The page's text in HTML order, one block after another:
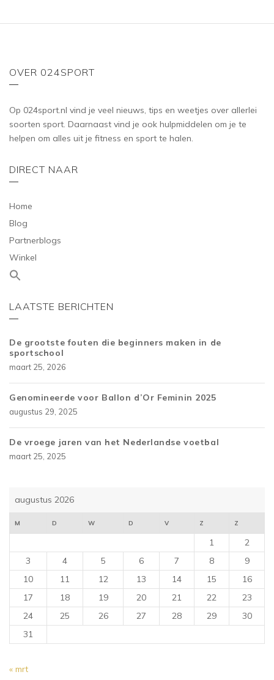
OVER 024SPORT
Op 024sport.nl vind je veel nieuws, tips en weetjes over allerlei
soorten sport. Daarnaast vind je ook hulpmiddelen om je te
helpen om alles uit je fitness en sport te halen.
DIRECT NAAR
Home
Blog
Partnerblogs
Winkel
LAATSTE BERICHTEN
De grootste fouten die beginners maken in de
sportschool
maart 25, 2026
Genomineerde voor Ballon d’Or Feminin 2025
augustus 29, 2025
De vroege jaren van het Nederlandse voetbal
maart 25, 2025
augustus 2026
M D W D V Z Z
1
2
3
4 5 6 7 8
9
10
11 12 13 14 15
16
17
18 19 20 21 22
23
24
25 26 27 28 29
30
31
« mrt